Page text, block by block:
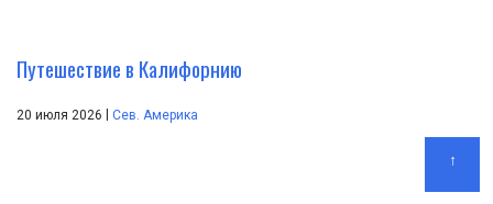
Путешествие в Калифорнию
20 июля 2026 Сев. Америка
↑